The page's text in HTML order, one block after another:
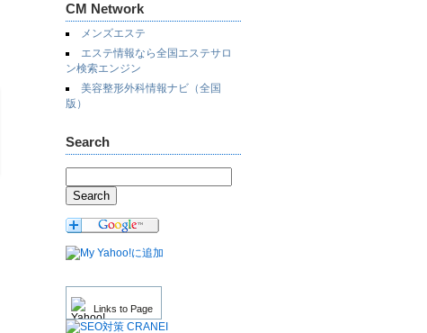
CM Network
メンズエステ
エステ情報なら全国エステサロ
ン検索エンジン
美容整形外科情報ナビ（全国
版）
Search
Links to Page